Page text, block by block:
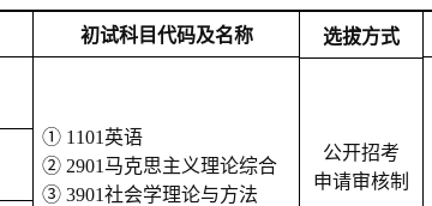
初试科目代码及名称 选拔方式
① 1101英语
② 2901马克思主义理论综合
③ 3901社会学理论与方法
公开招考
申请审核制